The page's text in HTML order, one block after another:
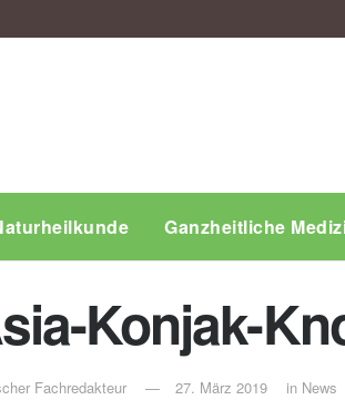
Ganzheitliche
Konjak-
Fachredakteur 27. März 2019 in News